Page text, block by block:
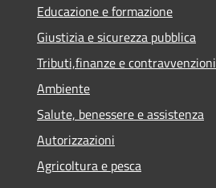
Educazione e formazione
Giustizia e sicurezza pubblica
Tributi,finanze e contravvenzioni
Ambiente
Salute, benessere e assistenza
Autorizzazioni
Agricoltura e pesca